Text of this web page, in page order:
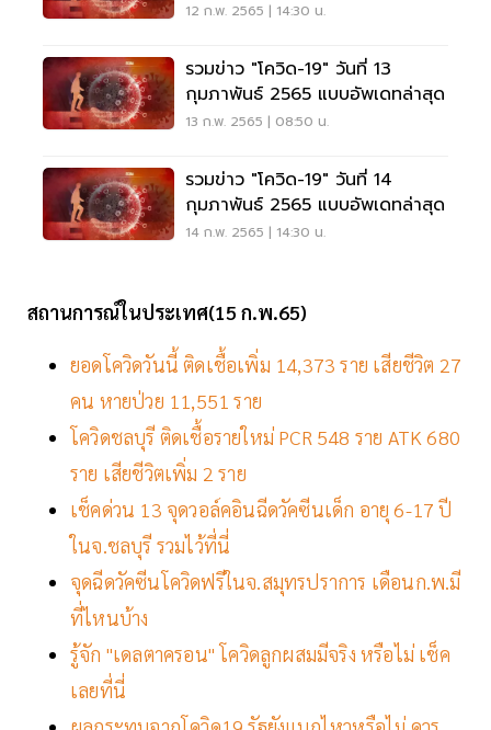
12 ก.พ. 2565 | 14:30 น.
รวมข่าว "โควิด-19" วันที่ 13
กุมภาพันธ์ 2565 แบบอัพเดทล่าสุด
13 ก.พ. 2565 | 08:50 น.
รวมข่าว "โควิด-19" วันที่ 14
กุมภาพันธ์ 2565 แบบอัพเดทล่าสุด
14 ก.พ. 2565 | 14:30 น.
สถานการณ์ในประเทศ(15 ก.พ.65)
ยอดโควิดวันนี้ ติดเชื้อเพิ่ม 14,373 ราย เสียชีวิต 27
คน หายป่วย 11,551 ราย
โควิดชลบุรี ติดเชื้อรายใหม่ PCR 548 ราย ATK 680
ราย เสียชีวิตเพิ่ม 2 ราย
เช็คด่วน 13 จุดวอล์คอินฉีดวัคซีนเด็ก อายุ 6-17 ปี
ในจ.ชลบุรี รวมไว้ที่นี่
จุดฉีดวัคซีนโควิดฟรีในจ.สมุทรปราการ เดือนก.พ.มี
ที่ไหนบ้าง
รู้จัก "เดลตาครอน" โควิดลูกผสมมีจริง หรือไม่ เช็ค
เลยที่นี่